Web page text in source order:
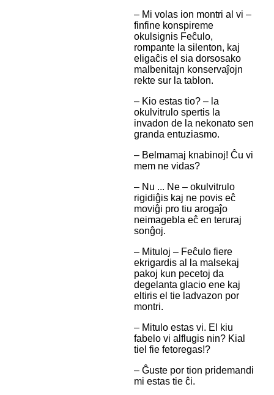
– Mi volas ion montri al vi –
finfine konspireme
okulsignis Feĉulo,
rompante la silenton, kaj
eligaĉis el sia dorsosako
malbenitajn konservaĵojn
rekte sur la tablon.
– Kio estas tio? – la
okulvitrulo spertis la
invadon de la nekonato sen
granda entuziasmo.
– Belmamaj knabinoj! Ĉu vi
mem ne vidas?
– Nu ... Ne – okulvitrulo
rigidiĝis kaj ne povis eĉ
moviĝi pro tiu arogaĵo
neimagebla eĉ en teruraj
sonĝoj.
– Mituloj – Feĉulo fiere
ekrigardis al la malsekaj
pakoj kun pecetoj da
degelanta glacio ene kaj
eltiris el tie ladvazon por
montri.
– Mitulo estas vi. El kiu
fabelo vi alflugis nin? Kial
tiel fie fetoregas!?
– Ĝuste por tion pridemandi
mi estas tie ĉi.